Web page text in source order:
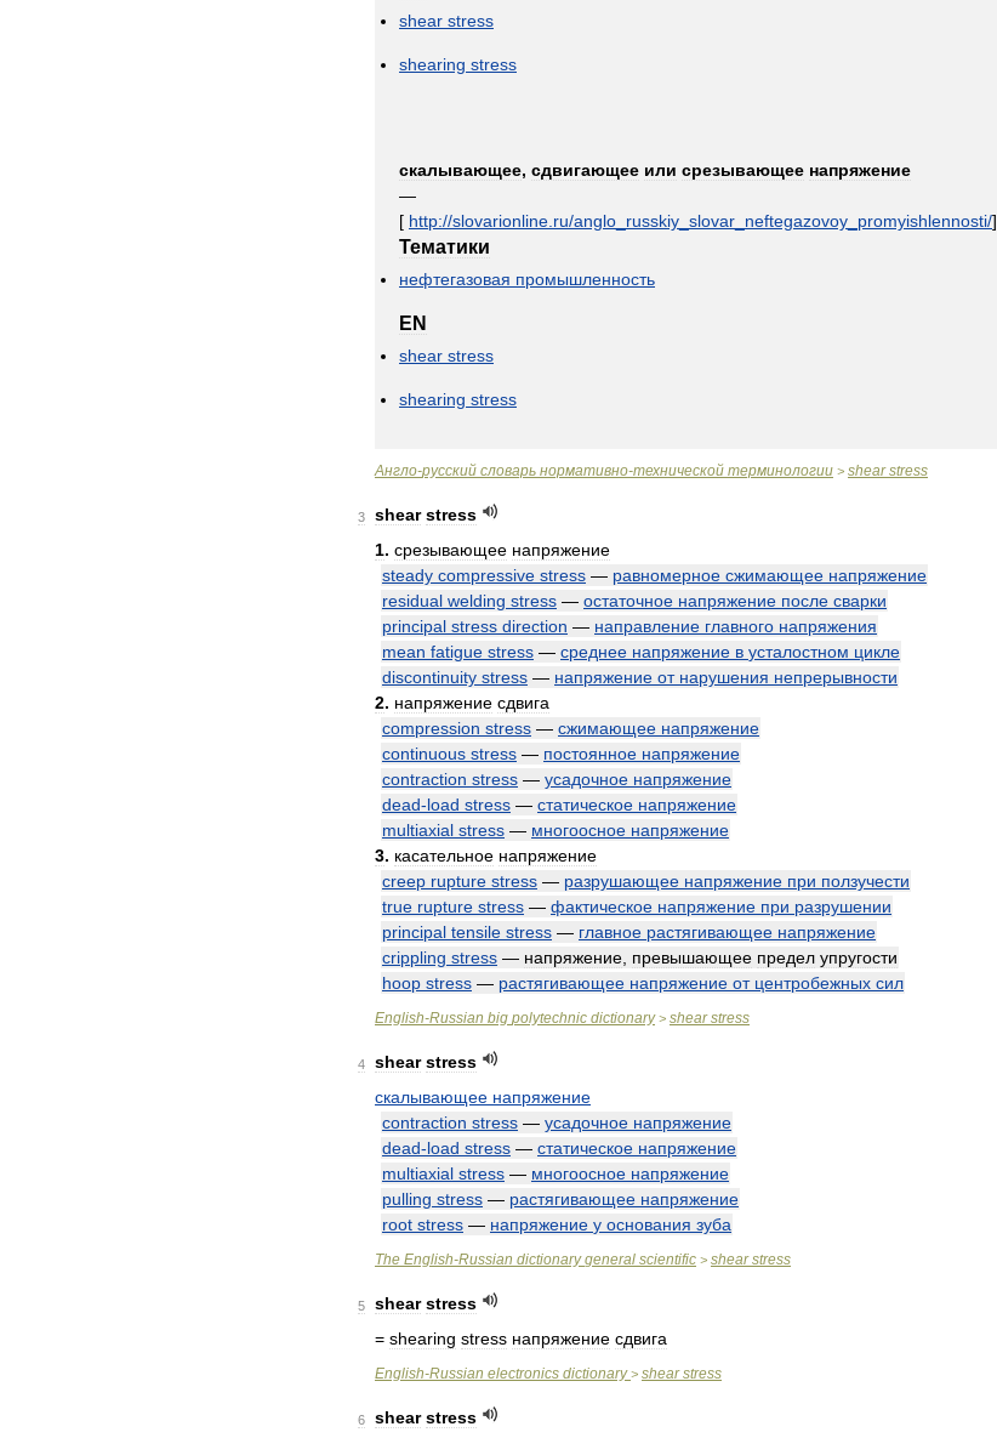
shear stress
shearing stress
скалывающее, сдвигающее или срезывающее напряжение
—
[ http://slovarionline ru/anglo russkiy slovar neftegazovoy promyishlennosti/]
Тематики
нефтегазовая промышленность
EN
shear stress
shearing stress
Англо-русский словарь нормативно-технической терминологии > shear stress
3 shear stress
1. срезывающее напряжение
steady compressive stress — равномерное сжимающее напряжение
residual welding stress — остаточное напряжение после сварки
principal stress direction — направление главного напряжения
mean fatigue stress — среднее напряжение в усталостном цикле
discontinuity stress — напряжение от нарушения непрерывности
2. напряжение сдвига
compression stress — сжимающее напряжение
continuous stress — постоянное напряжение
contraction stress — усадочное напряжение
dead-load stress — статическое напряжение
multiaxial stress — многоосное напряжение
3. касательное напряжение
creep rupture stress — разрушающее напряжение при ползучести
true rupture stress — фактическое напряжение при разрушении
principal tensile stress — главное растягивающее напряжение
crippling stress — напряжение превышающее предел упругости
hoop stress — растягивающее напряжение от центробежных сил
English-Russian big polytechnic dictionary> shear stress
4 shear stress
скалывающее напряжение
contraction stress — усадочное напряжение
dead-load stress — статическое напряжение
multiaxial stress — многоосное напряжение
pulling stress — растягивающее напряжение
root stress — напряжение у основания зуба
The English-Russian dictionary general scientific > shear stress
5 shear stress
= shearing stress напряжение сдвига
English-Russian electronics dictionary > shear stress
6 shear stress